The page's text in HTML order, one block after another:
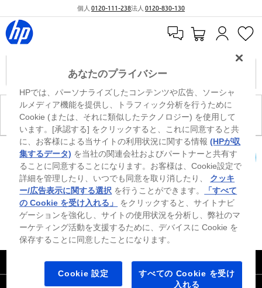
個人 0120-111-238法人 0120-830-130
現在、このカテゴリには商品がありません。
カートを確認
※ Windowsのすべてのエディションまたはバージョンで、すべての機能を使用でき
るわけではありません。Windowsの機能を最大限に活用するには、システムのハ
ードウェア、ドライバー、ソフトウェアのアップグレードおよび/または別途購
入、あるいはBIOSのアップデートが必要になる場合があります。Windowsは自動
的にアップデートされ、有効になります。高速インターネットとMicrosoftアカウ
ントが必要になります。ISPの料金が適用され、今後アップデートの際に要件が追
加される場合があります。http://www.windows.com 外部リンクアイコンをご覧く
ださい。
｜United States HP.com
あなたのプライバシー
HPでは、パーソナライズしたコンテンツや広告、ソーシャ
ルメディア機能を提供し、トラフィック分析を行うために
Cookie (または、それに類似したテクノロジー) を使用して
います。[承認する] をクリックすると、これに同意すると共
に、お客様による当サイトの利用状況に関する情報(HPが収
集するデータ) を当社の関連会社およびパートナーと共有す
ることに同意することになります。お客様は、Cookie設定で
詳細を管理したり、いつでも同意を取り消したり、 クッキ
ー/広告表示に関する選択 を行うことができます。
「すべて
の Cookie を受け入れる」
をクリックすると、サイトナビ
ゲーションを強化し、サイトの使用状況を分析し、弊社のマ
ーケティング活動を支援するために、デバイスに Cookie を
保存することに同意したことになります。
Cookie 設定
すべての Cookie を受け
入れる